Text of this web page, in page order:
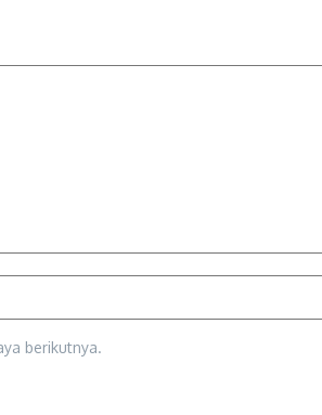
berikutnya.